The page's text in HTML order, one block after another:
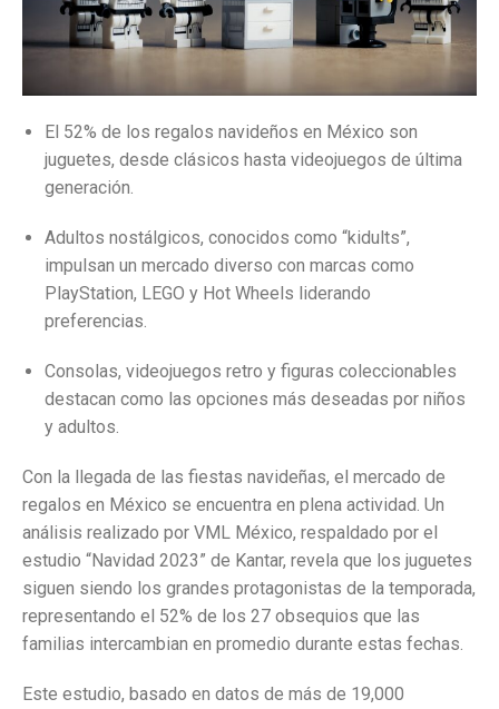
El 52% de los regalos navideños en México son
juguetes, desde clásicos hasta videojuegos de última
generación.
Adultos nostálgicos, conocidos como “kidults”,
impulsan un mercado diverso con marcas como
PlayStation, LEGO y Hot Wheels liderando
preferencias.
Consolas, videojuegos retro y figuras coleccionables
destacan como las opciones más deseadas por niños
y adultos.
Con la llegada de las fiestas navideñas, el mercado de
regalos en México se encuentra en plena actividad. Un
análisis realizado por VML México, respaldado por el
estudio “Navidad 2023” de Kantar, revela que los juguetes
siguen siendo los grandes protagonistas de la temporada,
representando el 52% de los 27 obsequios que las
familias intercambian en promedio durante estas fechas.
Este estudio, basado en datos de más de 19,000